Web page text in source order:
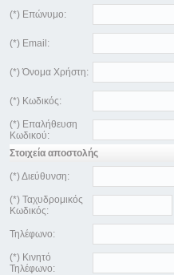
(*) Επώνυμο:
(*) Email:
(*) Όνομα Χρήστη:
(*) Κωδικός:
(*) Επαλήθευση
Κωδικού:
Στοιχεία αποστολής
(*) Διεύθυνση:
(*) Ταχυδρομικός
Κωδικός:
Τηλέφωνο:
(*) Κινητό
Τηλέφωνο: